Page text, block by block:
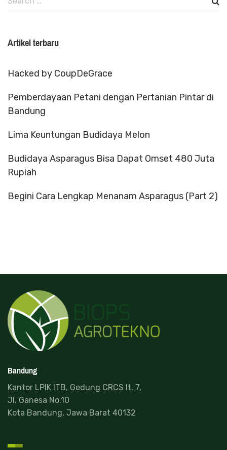
Artikel terbaru
Hacked by CoupDeGrace
Pemberdayaan Petani dengan Pertanian Pintar di
Bandung
Lima Keuntungan Budidaya Melon
Budidaya Asparagus Bisa Dapat Omset 480 Juta
Rupiah
Begini Cara Lengkap Menanam Asparagus (Part 2)
Bandung
Kantor LPIK ITB, Gedung CRCS lt. 7,
Jl. Ganesa No.10
Kota Bandung, Jawa Barat 40132